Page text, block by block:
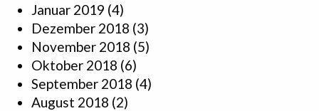
Januar 2019 (4)
Dezember 2018 (3)
November 2018 (5)
Oktober 2018 (6)
September 2018 (4)
August 2018 (2)